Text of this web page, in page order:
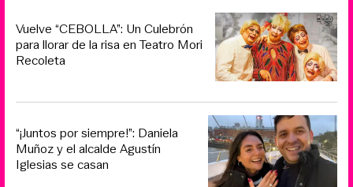
Vuelve “CEBOLLA”: Un Culebrón
para llorar de la risa en Teatro Mori
Recoleta
“¡Juntos por siempre!”: Daniela
Muñoz y el alcalde Agustín
Iglesias se casan